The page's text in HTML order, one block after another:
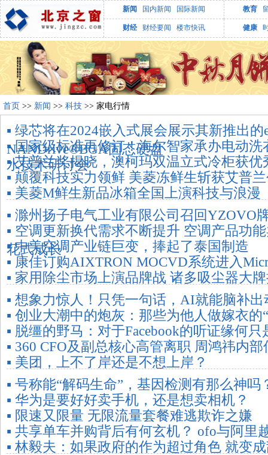
新闻 国内新闻 国际新闻 教育
财经 财经要闻 楼市快讯 健康
首页 >> 新闻 >> 科技 >> 家电行情
▪ 绿芯将在2024嵌入式展会展示其新推出
NANDrive®BGA固态硬盘
▪ 国家级标准再修订！海尔智家承办电动
水技术研讨会
▪ 艾普兰奖揭晓，澳柯玛双温立式冷柜获优
▪ 颠覆科技实力领鲜 美菱冻鲜生斩获艾普
▪ 美菱M鲜生新品冰箱全国上演科技与浪漫
▪ 滁州扬子电气工业有限公司召回YZOVO
▪ 空调更新换代需求不断提升 空调产品功
花式成长
▪ 中美空调产业链巨变，捧起了泰国制造
▪ 康佳订购AIXTRON MOCVD系统进入
▪ 家用除尘市场上演品牌战 诸多吸尘器大
▪ 想象力惊人！只凭一句话，AI就能脑补出
▪ 创业大潮中的炮灰：那些为他人做嫁衣的
▪ 脱缰的野马：对于Facebook的听证缘何
▪ 360 CFO及副总核心高管离职 周鸿祎内部
▪ 美团，上不了岸还是不想上岸？
▪ 号称能“解码生命”，基因检测有那么神吗
▪ 华为是要好好卖手机，还是想卖相机？
▪ 限速又限量 无限流量套餐难逃欺诈之嫌
▪ 共享单车并购背后有何玄机？ ofo与阿里
▪ 林毅夫：如果政府的作为超过角色 就变